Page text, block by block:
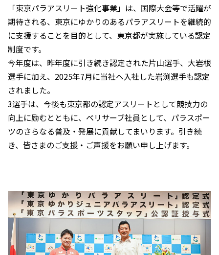
「東京パラアスリート強化事業」は、国際大会等で活躍が
期待される、東京にゆかりのあるパラアスリートを継続的
に支援することを目的として、東京都が実施している認定
制度です。
今年度は、昨年度に引き続き認定された片山選手、大岩根
選手に加え、2025年7月に当社へ入社した岩渕選手も認定
されました。
3選手は、今後も東京都の認定アスリートとして競技力の
向上に励むとともに、ベリサーブ社員として、パラスポー
ツのさらなる普及・発展に貢献してまいります。引き続
き、皆さまのご支援・ご声援をお願い申し上げます。